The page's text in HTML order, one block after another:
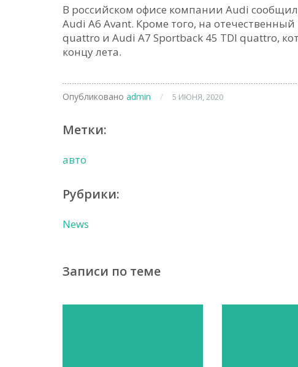
В российском офисе компании Audi
Audi A6 Avant. Кроме того, на
quattro и Audi A7 Sportback 45 TDI quattro,
концу лета.
Опубликовано admin / 5 ИЮНЯ, 2020
Метки:
авто
Рубрики:
News
Записи по теме